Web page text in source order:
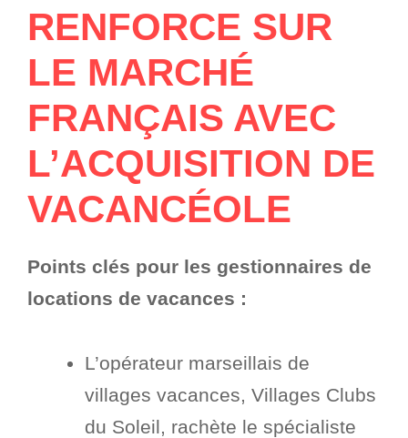
RENFORCE SUR
LE MARCHÉ
FRANÇAIS AVEC
L’ACQUISITION DE
VACANCÉOLE
Points clés pour les gestionnaires de
locations de vacances :
L’opérateur marseillais de
villages vacances, Villages Clubs
du Soleil, rachète le spécialiste